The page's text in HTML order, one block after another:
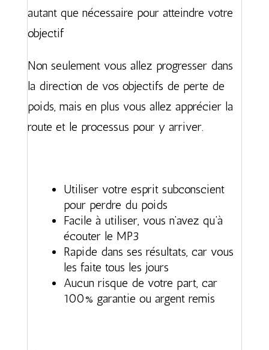
autant que nécessaire pour atteindre votre
objectif
Non seulement vous allez progresser dans
la direction de vos objectifs de perte de
poids, mais en plus vous allez apprécier la
route et le processus pour y arriver.
Utiliser votre esprit subconscient
pour perdre du poids
Facile à utiliser, vous n’avez qu’à
écouter le MP3
Rapide dans ses résultats, car vous
les faite tous les jours
Aucun risque de votre part, car
100% garantie ou argent remis